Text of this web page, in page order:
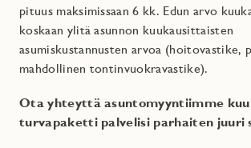
pituus maksimissaan 6 kk. Edun arvo
koskaan ylitä asunnon kuukausittaisten
asumiskustannusten arvoa (hoitovastike,
mahdollinen tontinvuokravastike).
Ota yhteyttä asuntomyyntiimme
turvapaketti palvelisi parhaiten juuri